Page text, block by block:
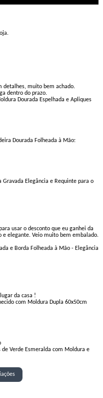
detalhes, muito bem achado.
dentro do prazo.
Dourada Espelhada e Apliques
Dourada Folheada à Mão:
Elegância e Requinte para o
usar o desconto que eu ganhei da
e elegante. Veio muito bem embalado.
e Borda Folheada à Mão - Elegância
da casa !
com Moldura Dupla 60x50cm
Verde Esmeralda com Moldura e